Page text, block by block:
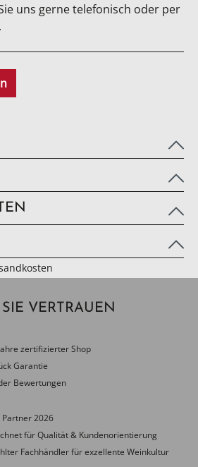
uns gerne telefonisch oder per
.
VERTRAUEN
zertifizierter Shop
Garantie
Bewertungen
2026
für Qualität & Kundenorientierung
Fachhändler für exzellente Weinkultur